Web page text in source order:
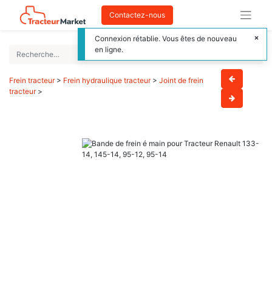
Contactez-nous
Frein tracteur> Frein hydraulique tracteur > Joint de frein
tracteur>
Connexion rétablie. Vous êtes de nouveau
en ligne.